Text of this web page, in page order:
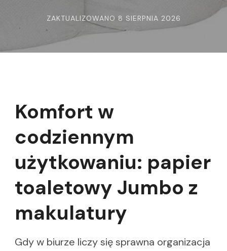
ZAKTUALIZOWANO 8 SIERPNIA 2026
Komfort w
codziennym
użytkowaniu: papier
toaletowy Jumbo z
makulatury
Gdy w biurze liczy się sprawna organizacja